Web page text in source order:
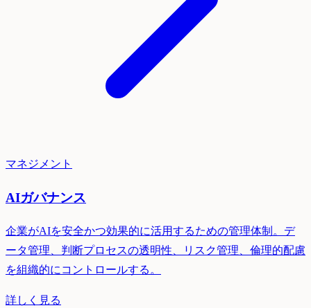
マネジメント
AIガバナンス
企業がAIを安全かつ効果的に活用するための管理体制。デ
ータ管理、判断プロセスの透明性、リスク管理、倫理的配慮
を組織的にコントロールする。
詳しく見る